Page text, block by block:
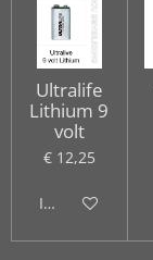
Ultralife
Lithium 9
volt
€ 12,25
In winkelwagen